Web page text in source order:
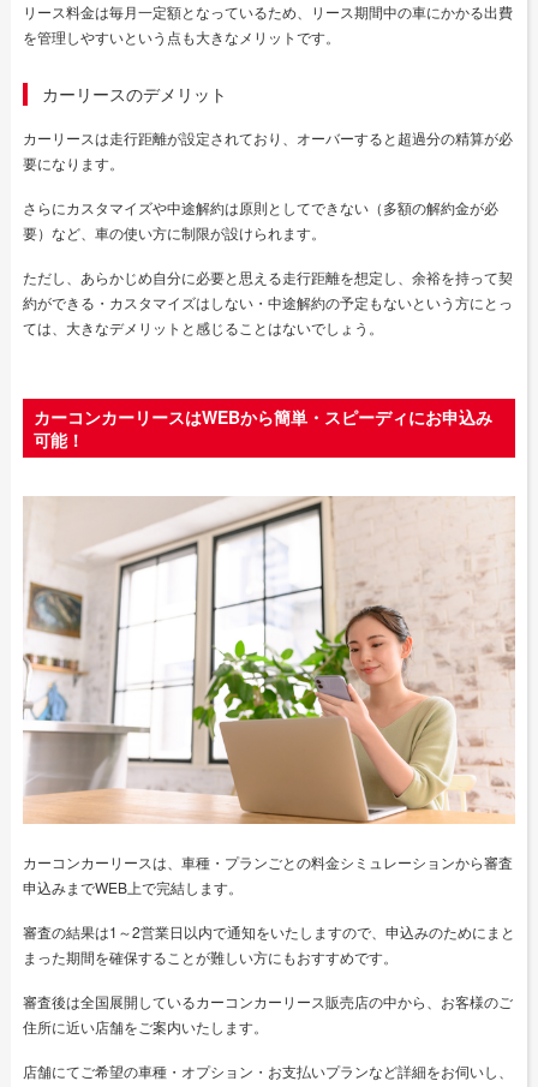
リース料金は毎月一定額となっているため、リース期間中の車にかかる出費
を管理しやすいという点も大きなメリットです。
カーリースのデメリット
カーリースは走行距離が設定されており、オーバーすると超過分の精算が必
要になります。
さらにカスタマイズや中途解約は原則としてできない（多額の解約金が必
要）など、車の使い方に制限が設けられます。
ただし、あらかじめ自分に必要と思える走行距離を想定し、余裕を持って契
約ができる・カスタマイズはしない・中途解約の予定もないという方にとっ
ては、大きなデメリットと感じることはないでしょう。
カーコンカーリースはWEBから簡単・スピーディにお申込み
可能！
カーコンカーリースは、車種・プランごとの料金シミュレーションから審査
申込みまでWEB上で完結します。
審査の結果は1～2営業日以内で通知をいたしますので、申込みのためにまと
まった期間を確保することが難しい方にもおすすめです。
審査後は全国展開しているカーコンカーリース販売店の中から、お客様のご
住所に近い店舗をご案内いたします。
店舗にてご希望の車種・オプション・お支払いプランなど詳細をお伺いし、